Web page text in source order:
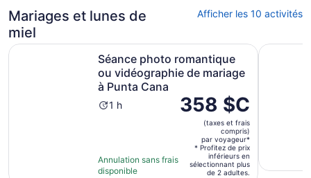
Mariages et lunes de
miel
Afficher les 10 activités
Séance photo romantique
ou vidéographie de mariage
à Punta Cana
L’activité
1 h
Annulation sans frais
disponible
Le
prix
de 358 $C.
voyageur*
358 $C
(taxes et frais
compris)
par voyageur*
* Profitez de prix
inférieurs en
sélectionnant plus
de 2 adultes.
Séance photo romantique ou vidéographie de mariage à
Plage